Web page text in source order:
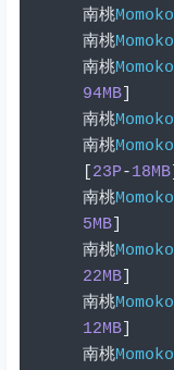
南桃Momoko
南桃Momoko
南桃Momoko
94MB]
南桃Momoko
南桃Momoko
23P-18MB]
南桃Momoko
5MB]
南桃Momoko
22MB]
南桃Momoko
12MB]
南桃Momoko